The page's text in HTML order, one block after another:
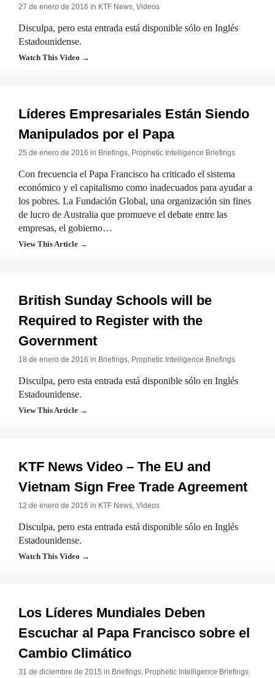
27 de enero de 2016 in KTF News, Videos
Disculpa, pero esta entrada está disponible sólo en Inglés
Estadounidense.
Watch This Video →
Líderes Empresariales Están Siendo
Manipulados por el Papa
25 de enero de 2016 in Briefings, Prophetic Intelligence Briefings
Con frecuencia el Papa Francisco ha criticado el sistema
económico y el capitalismo como inadecuados para ayudar a
los pobres. La Fundación Global, una organización sin fines
de lucro de Australia que promueve el debate entre las
empresas, el gobierno…
View This Article →
British Sunday Schools will be
Required to Register with the
Government
18 de enero de 2016 in Briefings, Prophetic Intelligence Briefings
Disculpa, pero esta entrada está disponible sólo en Inglés
Estadounidense.
View This Article →
KTF News Video – The EU and
Vietnam Sign Free Trade Agreement
12 de enero de 2016 in KTF News, Videos
Disculpa, pero esta entrada está disponible sólo en Inglés
Estadounidense.
Watch This Video →
Los Líderes Mundiales Deben
Escuchar al Papa Francisco sobre el
Cambio Climático
31 de diciembre de 2015 in Briefings, Prophetic Intelligence Briefings